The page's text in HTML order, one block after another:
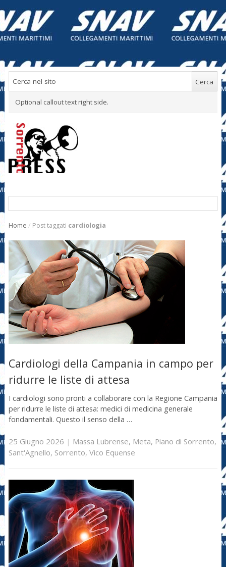
Optional callout text right side.
Home / Post taggati cardiologia
Cardiologi della Campania in campo per
ridurre le liste di attesa
I cardiologi sono pronti a collaborare con la Regione Campania
per ridurre le liste di attesa: medici di medicina generale
fondamentali. Questo il senso della …
25 Giugno 2026 | Massa Lubrense, Meta, Piano di Sorrento,
Sant'Agnello, Sorrento, Vico Equense